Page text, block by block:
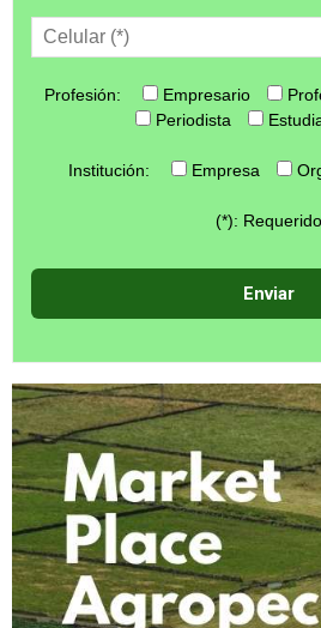
Profesión: Empresario
Periodista
Institución: Empresa
(*): Requerido